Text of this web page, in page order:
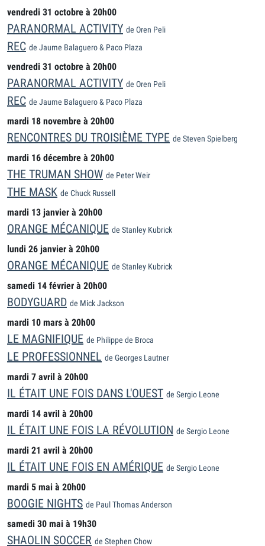
vendredi 31 octobre à 20h00
PARANORMAL ACTIVITY de Oren Peli
REC de Jaume Balaguero & Paco Plaza
vendredi 31 octobre à 20h00
PARANORMAL ACTIVITY de Oren Peli
REC de Jaume Balaguero & Paco Plaza
mardi 18 novembre à 20h00
RENCONTRES DU TROISIÈME TYPE de Steven Spielberg
mardi 16 décembre à 20h00
THE TRUMAN SHOW de Peter Weir
THE MASK de Chuck Russell
mardi 13 janvier à 20h00
ORANGE MÉCANIQUE de Stanley Kubrick
lundi 26 janvier à 20h00
ORANGE MÉCANIQUE de Stanley Kubrick
samedi 14 février à 20h00
BODYGUARD de Mick Jackson
mardi 10 mars à 20h00
LE MAGNIFIQUE de Philippe de Broca
LE PROFESSIONNEL de Georges Lautner
mardi 7 avril à 20h00
IL ÉTAIT UNE FOIS DANS L'OUEST de Sergio Leone
mardi 14 avril à 20h00
IL ÉTAIT UNE FOIS LA RÉVOLUTION de Sergio Leone
mardi 21 avril à 20h00
IL ÉTAIT UNE FOIS EN AMÉRIQUE de Sergio Leone
mardi 5 mai à 20h00
BOOGIE NIGHTS de Paul Thomas Anderson
samedi 30 mai à 19h30
SHAOLIN SOCCER de Stephen Chow